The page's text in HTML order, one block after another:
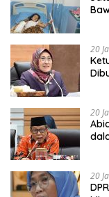
20
20
20